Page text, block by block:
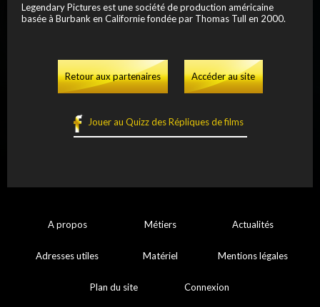
Legendary Pictures est une société de production américaine
basée à Burbank en Californie fondée par Thomas Tull en 2000.
Retour aux partenaires Accéder au site
Jouer au Quizz des Répliques de films
A propos Métiers Actualités
Adresses utiles Matériel Mentions légales
Plan du site Connexion